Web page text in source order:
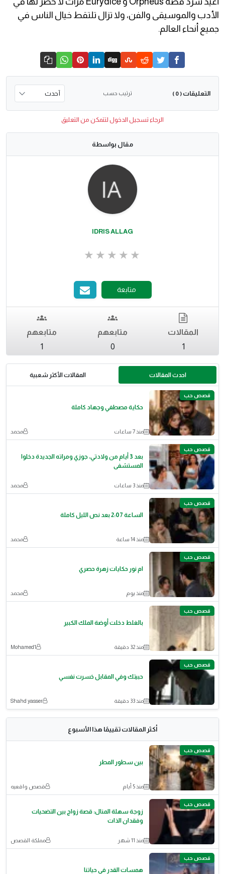
الأدب والموسيقى والفن، ولا تزال تلتقط خيال الناس في
جميع أنحاء العالم.
التعليقات ( 0 ) ترتيب حسب
الرجاء تسجيل الدخول لتتمكن من التعليق
مقال بواسطة
IDRIS ALLAG
متابعة
المقالات
1
متابعهم
0
متابعهم
1
احدث المقالات المقالات الأكثر شعبية
قصص حب
حكاية مصطفي وجهاد كاملة
منذ 7 ساعات محمد
قصص حب
بعد 3 أيام من ولادتي، جوزي ومراته الجديدة دخلوا
المستشفى
منذ 3 ساعات محمد
قصص حب
الساعة 2:07 بعد نص الليل كاملة
منذ 14 ساعة محمد
قصص حب
ام نور حكايات زهرة حصري
منذ يوم محمد
قصص حب
بالغلط دخلت أوضة الملك الكبير
منذ 32 دقيقة Mohamed1
قصص حب
حبيتك وفي المقابل خسرت نفسي
منذ 33 دقيقة Shahd yasser
أكثر المقالات تقييمًا هذا الأسبوع
قصص حب
بين سطور المطر
منذ 5 أيام قصص واقعيه
قصص حب
زوجة سهلة المنال: قصة زواج بين التضحيات
وفقدان الذات
منذ 11 شهر مملكة القصص
قصص حب
همسات القدر في حياتنا